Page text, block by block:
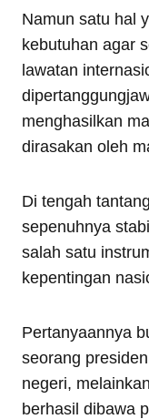
Namun satu hal
kebutuhan agar
lawatan
menghasilkan
dirasakan oleh
Di tengah
sepenuhnya
salah satu
kepentingan
Pertanyaannya
seorang
negeri,
berhasil dibawa